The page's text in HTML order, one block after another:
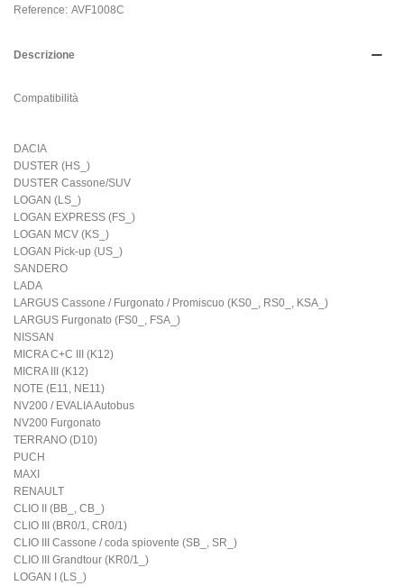
Reference: AVF1008C
Descrizione
Compatibilità
DACIA
DUSTER (HS_)
DUSTER Cassone/SUV
LOGAN (LS_)
LOGAN EXPRESS (FS_)
LOGAN MCV (KS_)
LOGAN Pick-up (US_)
SANDERO
LADA
LARGUS Cassone / Furgonato / Promiscuo (KS0_, RS0_, KSA_)
LARGUS Furgonato (FS0_, FSA_)
NISSAN
MICRA C+C III (K12)
MICRA III (K12)
NOTE (E11, NE11)
NV200 / EVALIA Autobus
NV200 Furgonato
TERRANO (D10)
PUCH
MAXI
RENAULT
CLIO II (BB_, CB_)
CLIO III (BR0/1, CR0/1)
CLIO III Cassone / coda spiovente (SB_, SR_)
CLIO III Grandtour (KR0/1_)
LOGAN I (LS_)